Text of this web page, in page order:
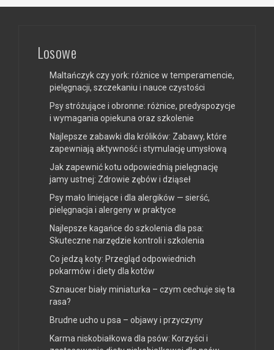
Losowe
Maltańczyk czy york: różnice w temperamencie,
pielęgnacji, szczekaniu i nauce czystości
Psy stróżujące i obronne: różnice, predyspozycje
i wymagania opiekuna oraz szkolenie
Najlepsze zabawki dla królików: Zabawy, które
zapewniają aktywność i stymulację umysłową
Jak zapewnić kotu odpowiednią pielęgnację
jamy ustnej: Zdrowie zębów i dziąseł
Psy mało liniejące i dla alergików — sierść,
pielęgnacja i alergeny w praktyce
Najlepsze kagańce do szkolenia dla psa:
Skuteczne narzędzie kontroli i szkolenia
Co jedzą koty: Przegląd odpowiednich
pokarmów i diety dla kotów
Sznaucer biały miniaturka – czym cechuje się ta
rasa?
Brudne ucho u psa – objawy i przyczyny
Karma niskobiałkowa dla psów: Korzyści i